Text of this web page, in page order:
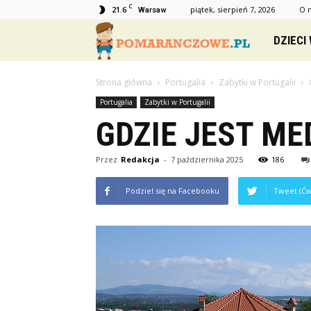
21.6 C Warsaw piątek, sierpień 7, 2026 O
DZIECI
Strona główna Portugalia Zabytki w Portugalii
Portugalia Zabytki w Portugalii
GDZIE JEST
Przez Redakcja - 7 października 2025 186
Podziel się na Facebooku Tweet